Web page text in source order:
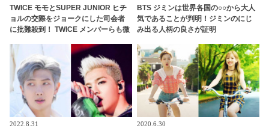
TWICE モモとSUPER JUNIOR ヒチ
ョルの交際をジョークにした司会者
に批難殺到！ TWICE メンバーらも微
BTS ジミンは世界各国の○○から大人
気であることが判明！ジミンのにじ
み出る人柄の良さが証明
2022.8.31 2020.6.30